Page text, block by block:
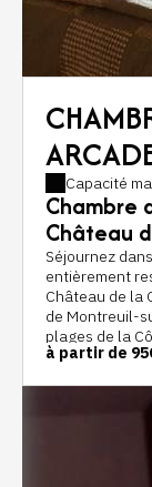
Capacité
Chambre
Château
Séjournez
entièrement
Château de la
de Montreuil-
plages de la
Installée
la chambre
authentique
amis. Vous
restant à
à partir de